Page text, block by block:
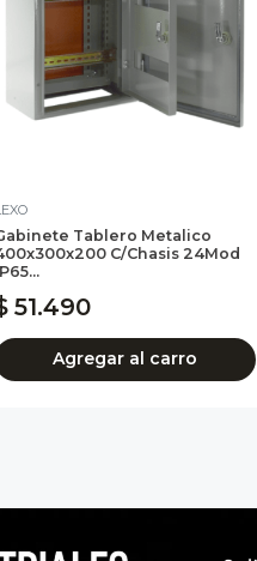
Tablero Metalico
C/Chasis 24Mod
51.490
Agregar al carro